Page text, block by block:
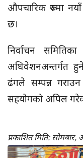
औपचारिक रूपमा
छ।
निर्वाचन
अधिवेशनअन्तर्गत हुने
ढंगले सम्पन्न
सहयोगको अपिल
प्रकाशित मिति: